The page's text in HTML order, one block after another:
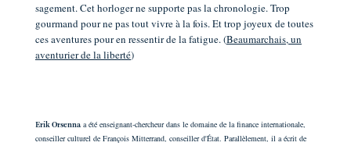
sagement. Cet horloger ne supporte pas la chronologie. Trop
gourmand pour ne pas tout vivre à la fois. Et trop joyeux de toutes
ces aventures pour en ressentir de la fatigue. (Beaumarchais, un
aventurier de la liberté)
Erik Orsenna a été enseignant-chercheur dans le domaine de la finance internationale,
conseiller culturel de François Mitterrand, conseiller d'État. Parallèlement, il a écrit de